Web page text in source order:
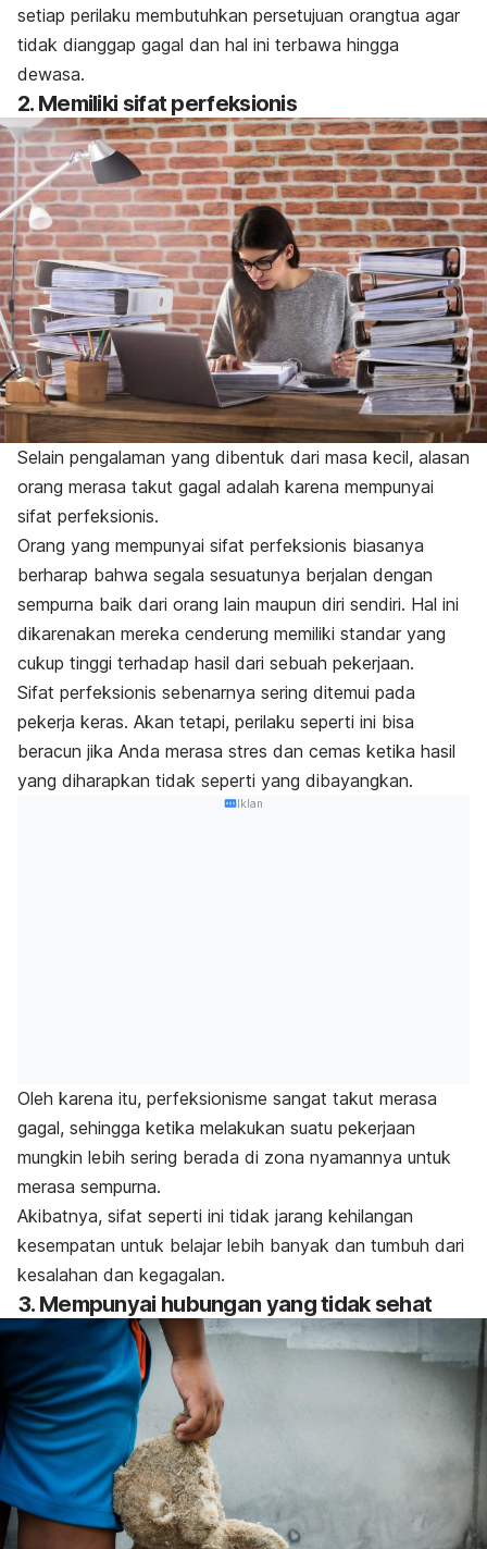
setiap perilaku membutuhkan persetujuan orangtua agar
tidak dianggap gagal dan hal ini terbawa hingga
dewasa.
2. Memiliki sifat perfeksionis
Selain pengalaman yang dibentuk dari masa kecil, alasan
orang merasa takut gagal adalah karena mempunyai
sifat perfeksionis.
Orang yang mempunyai sifat perfeksionis biasanya
berharap bahwa segala sesuatunya berjalan dengan
sempurna baik dari orang lain maupun diri sendiri. Hal ini
dikarenakan mereka cenderung memiliki standar yang
cukup tinggi terhadap hasil dari sebuah pekerjaan.
Sifat perfeksionis sebenarnya sering ditemui pada
pekerja keras. Akan tetapi, perilaku seperti ini bisa
beracun jika Anda merasa stres dan cemas ketika hasil
yang diharapkan tidak seperti yang dibayangkan.
Iklan
Oleh karena itu, perfeksionisme sangat takut merasa
gagal, sehingga ketika melakukan suatu pekerjaan
mungkin lebih sering berada di zona nyamannya untuk
merasa sempurna.
Akibatnya, sifat seperti ini tidak jarang kehilangan
kesempatan untuk belajar lebih banyak dan tumbuh dari
kesalahan dan kegagalan.
3. Mempunyai hubungan yang tidak sehat